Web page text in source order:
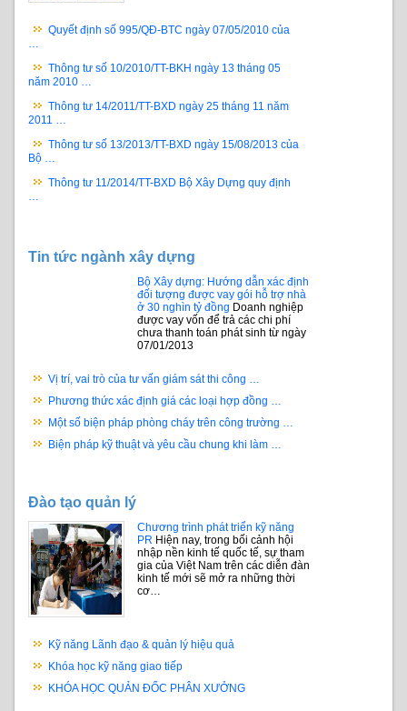
Quyết định số 995/QĐ-BTC ngày 07/05/2010 của
…
Thông tư số 10/2010/TT-BKH ngày 13 tháng 05
năm 2010 …
Thông tư 14/2011/TT-BXD ngày 25 tháng 11 năm
2011 …
Thông tư số 13/2013/TT-BXD ngày 15/08/2013 của
Bộ …
Thông tư 11/2014/TT-BXD Bộ Xây Dựng quy định
…
Tin tức ngành xây dựng
Bộ Xây dựng: Hướng dẫn xác định
đối tượng được vay gói hỗ trợ nhà
ở 30 nghìn tỷ đồng Doanh nghiệp
được vay vốn để trả các chi phí
chưa thanh toán phát sinh từ ngày
07/01/2013
Vị trí, vai trò của tư vấn giám sát thi công …
Phương thức xác định giá các loại hợp đồng …
Một số biện pháp phòng cháy trên công trường …
Biện pháp kỹ thuật và yêu cầu chung khi làm …
Đào tạo quản lý
Chương trình phát triển kỹ năng
PR Hiện nay, trong bối cảnh hội
nhập nền kinh tế quốc tế, sự tham
gia của Việt Nam trên các diễn đàn
kinh tế mới sẽ mở ra những thời
cơ…
Kỹ năng Lãnh đạo & quản lý hiệu quả
Khóa học kỹ năng giao tiếp
KHÓA HỌC QUẢN ĐỐC PHÂN XƯỞNG